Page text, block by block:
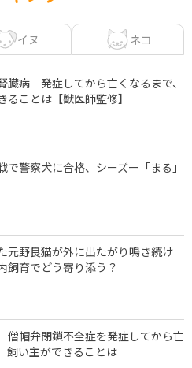
イヌ ネコ
臓病 発症してから亡くなるまで、
ることは【獣医師監修】
で警察犬に合格、シーズー「まる」
元野良猫が外に出たがり鳴き続け
育でどう寄り添う？
帽弁閉鎖不全症を発症してから亡
飼い主ができることは